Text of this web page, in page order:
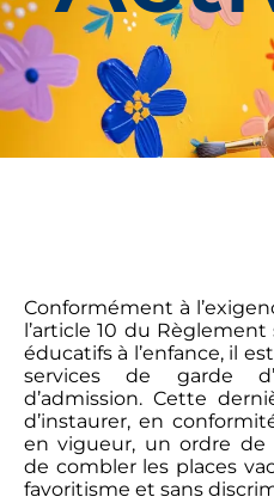
Conformément à
l’article 10 du
éducatifs à l’enfance, il
services de garde
d’admission. Cette
d’instaurer, en
en vigueur, un ordre de
de combler les places
favoritisme et sans